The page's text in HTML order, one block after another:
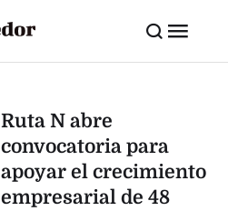
Ruta N abre
convocatoria para
apoyar el crecimiento
empresarial de 48